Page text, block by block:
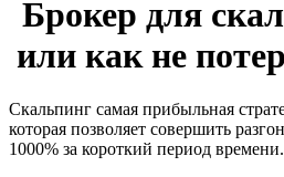
Брокер для
или как не
Скальпинг самая прибыльная
которая позволяет совершить
1000% за короткий период времени.